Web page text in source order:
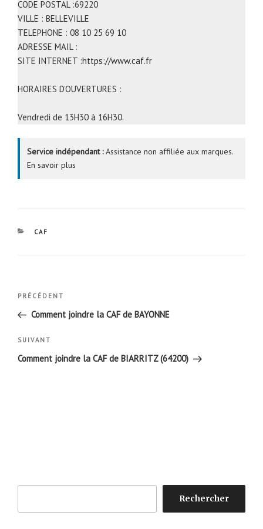
CODE POSTAL :69220
VILLE : BELLEVILLE
TELEPHONE : 08 10 25 69 10
ADRESSE MAIL :
SITE INTERNET :https://www.caf.fr
HORAIRES D’OUVERTURES :
Vendredi de 13H30 à 16H30.
Service indépendant :Assistance non affiliée aux marques.
En savoir plus
CATÉGORIES
CAF
Navigation
l’article
Article
précédent
PRÉCÉDENT
Comment joindre la CAF de BAYONNE
Article
suivant
SUIVANT
Comment joindre la CAF de BIARRITZ (64200)
Rechercher